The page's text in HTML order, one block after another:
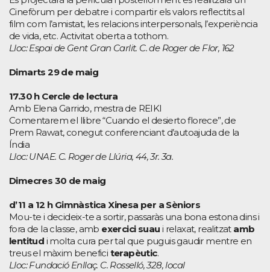
Cinefòrum per debatre i compartir els valors reflectits al
film com l’amistat, les relacions interpersonals, l’experiència
de vida, etc. Activitat oberta a tothom.
Lloc: Espai de Gent Gran Carlit. C. de Roger de Flor, 162
Dimarts 29 de maig
17.30 h Cercle de lectura
Amb Elena Garrido, mestra de REIKI
Comentarem el llibre “Cuando el desierto florece”, de
Prem Rawat, conegut conferenciant d’autoajuda de la
Índia
Lloc: UNAE. C. Roger de Llúria, 44, 3r. 3a.
Dimecres 30 de maig
d’11 a 12 h Gimnàstica Xinesa per a Sèniors
Mou-te i decideix-te a sortir, passaràs una bona estona dins i
fora de la classe, amb exercici suau i relaxat, realitzat amb
lentitud i molta cura per tal que puguis gaudir mentre en
treus el màxim benefici terapèutic.
Lloc: Fundació Enllaç. C. Rosselló, 328, local